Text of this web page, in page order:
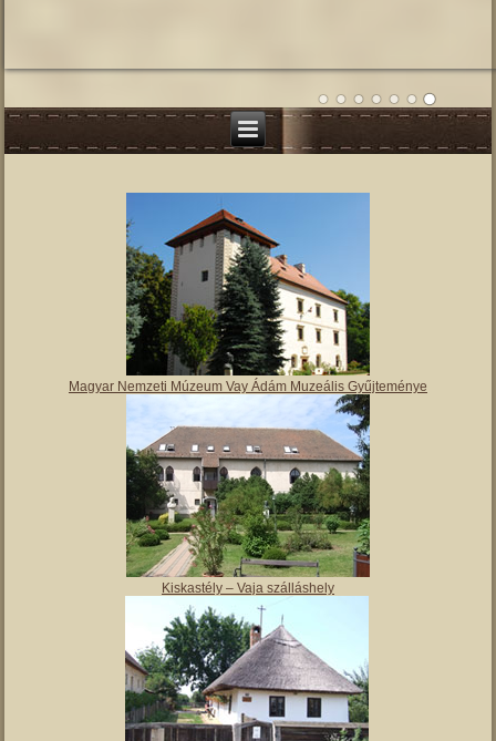
Magyar Nemzeti Múzeum Vay Ádám Muzeális Gyűjteménye
Kiskastély – Vaja szálláshely